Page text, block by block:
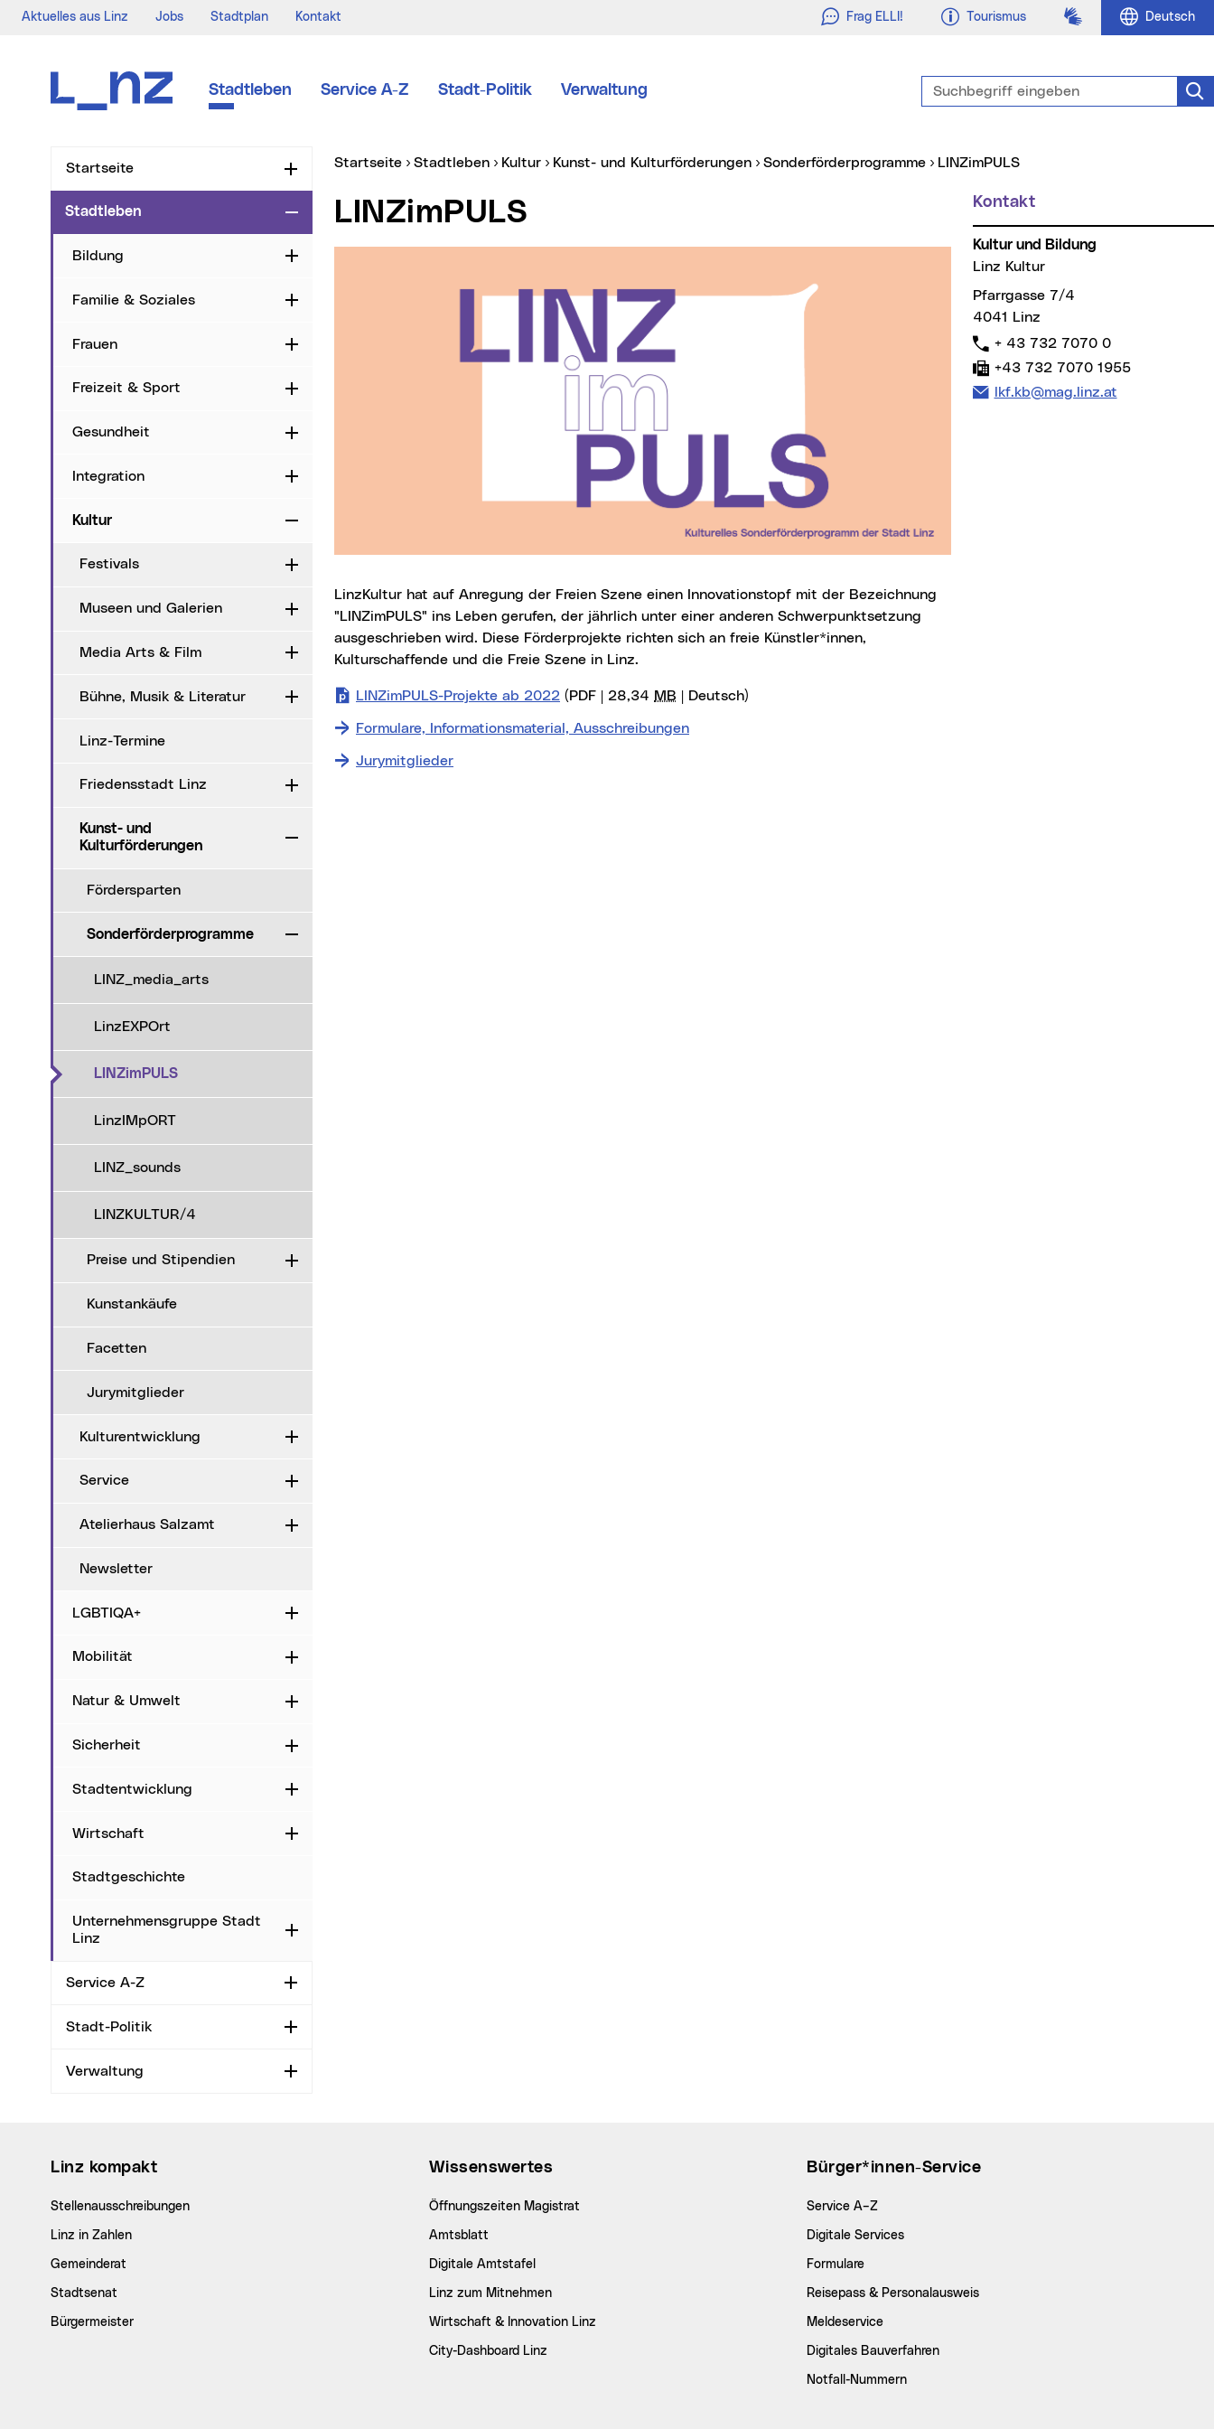
Aktuelles aus Linz Jobs Stadtplan Kontakt Frag ELLI! Tourismus Gebärdensprache
Deutsch
Stadtleben Service A-Z Stadt-Politik Verwaltung Suchbegriff eingeben
Startseite Aufklappen
Stadtleben Zuklappen
Bildung Aufklappen
Familie & Soziales Aufklappen
Frauen Aufklappen
Freizeit & Sport Aufklappen
Gesundheit Aufklappen
Integration Aufklappen
Kultur Zuklappen
Festivals Aufklappen
Museen und Galerien Aufklappen
Media Arts & Film Aufklappen
Bühne, Musik & Literatur Aufklappen
Linz-Termine
Friedensstadt Linz Aufklappen
Kunst- und
Kulturförderungen
Zuklappen
Fördersparten
Sonderförderprogramme Zuklappen
LINZ_media_arts
LinzEXPOrt
LINZimPULS(aktueller Menüpunkt)
LinzIMpORT
LINZ_sounds
LINZKULTUR/4
Preise und Stipendien Aufklappen
Kunstankäufe
Facetten
Jurymitglieder
Kulturentwicklung Aufklappen
Service Aufklappen
Atelierhaus Salzamt Aufklappen
Newsletter
LGBTIQA+ Aufklappen
Mobilität Aufklappen
Natur & Umwelt Aufklappen
Sicherheit Aufklappen
Stadtentwicklung Aufklappen
Wirtschaft Aufklappen
Stadtgeschichte
Unternehmensgruppe Stadt
Linz
Aufklappen
Service A-Z Aufklappen
Stadt-Politik Aufklappen
Verwaltung Aufklappen
Sie sind hier:
Startseite Stadtleben Kultur Kunst- und Kulturförderungen Sonderförderprogramme LINZimPULS
LINZimPULS
LinzKultur hat auf Anregung der Freien Szene einen Innovationstopf mit der Bezeichnung
"LINZimPULS" ins Leben gerufen, der jährlich unter einer anderen Schwerpunktsetzung
ausgeschrieben wird. Diese Förderprojekte richten sich an freie Künstler*innen,
Kulturschaffende und die Freie Szene in Linz.
LINZimPULS-Projekte ab 2022 (PDF | 28,34 MB | Deutsch)
Formulare, Informationsmaterial, Ausschreibungen
Jurymitglieder
Kontakt
Kultur und Bildung
Linz Kultur
Pfarrgasse 7/4
4041 Linz
Telefon:
+ 43 732 7070 0
Fax:
+43 732 7070 1955
E-Mail Adresse:
lkf.kb@mag.linz.at
Linz kompakt
Stellenausschreibungen
Linz in Zahlen
Gemeinderat
Stadtsenat
Bürgermeister
Wissenswertes
Öffnungszeiten Magistrat
Amtsblatt
Digitale Amtstafel
Linz zum Mitnehmen
Wirtschaft & Innovation Linz
City-Dashboard Linz
Bürger*innen-Service
Service A–Z
Digitale Services
Formulare
Reisepass & Personalausweis
Meldeservice
Digitales Bauverfahren
Notfall-Nummern